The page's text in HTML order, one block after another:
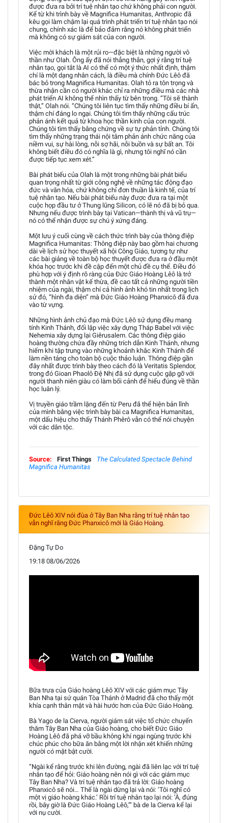
được đưa ra bởi trí tuệ nhân tạo chứ không phải con người.
Kể từ khi trình bày về Magnifica Humanitas, Anthropic đã
kêu gọi làm chậm lại quá trình phát triển trí tuệ nhân tạo nói
chung, chính xác là để bảo đảm rằng nó không phát triển
mà không có sự giám sát của con người.
Việc mời khách là một rủi ro—đặc biệt là những người vô
thần như Olah. Ông ấy đã nói thẳng thắn, gợi ý rằng trí tuệ
nhân tạo, gọi tắt là AI có thể có một ý thức nhất định, thậm
chí là một dạng nhân cách, là điều mà chính Đức Lêô đã
bác bỏ trong Magnifica Humanitas. Olah tỏ ra tôn trọng và
thừa nhận cần có người khác chỉ ra những điều mà các nhà
phát triển AI không thể nhìn thấy từ bên trong. “Tôi sẽ thành
thật,” Olah nói. “Chúng tôi liên tục tìm thấy những điều bí ẩn,
thậm chí đáng lo ngại. Chúng tôi tìm thấy những cấu trúc
phản ánh kết quả từ khoa học thần kinh của con người.
Chúng tôi tìm thấy bằng chứng về sự tự phản tỉnh. Chúng tôi
tìm thấy những trạng thái nội tâm phản ánh chức năng của
niềm vui, sự hài lòng, nỗi sợ hãi, nỗi buồn và sự bất an. Tôi
không biết điều đó có nghĩa là gì, nhưng tôi nghĩ nó cần
được tiếp tục xem xét.”
Bài phát biểu của Olah là một trong những bài phát biểu
quan trọng nhất từ giới công nghệ về những tác động đạo
đức và văn hóa, chứ không chỉ đơn thuần là kinh tế, của trí
tuệ nhân tạo. Nếu bài phát biểu này được đưa ra tại một
cuộc họp đầu tư ở Thung lũng Silicon, có lẽ nó đã bị bỏ qua.
Nhưng nếu được trình bày tại Vatican—thành thị và vũ trụ—
nó có thể nhận được sự chú ý xứng đáng.
Một lưu ý cuối cùng về cách thức trình bày của thông điệp
Magnifica Humanitas: Thông điệp này bao gồm hai chương
dài về lịch sử học thuyết xã hội Công Giáo, tương tự như
các bài giảng về toàn bộ học thuyết được đưa ra ở đầu một
khóa học trước khi đề cập đến một chủ đề cụ thể. Điều đó
phù hợp với ý định rõ ràng của Đức Giáo Hoàng Lêô là trở
thành một nhân vật kế thừa, đề cao tất cả những người tiền
nhiệm của ngài, thậm chí cả hình ảnh khó tin nhất trong lịch
sử đó, “hình đa diện” mà Đức Giáo Hoàng Phanxicô đã đưa
vào từ vựng.
Những hình ảnh chủ đạo mà Đức Lêô sử dụng đều mang
tính Kinh Thánh, đối lập việc xây dựng Tháp Babel với việc
Nehemia xây dựng lại Giêrusalem. Các thông điệp giáo
hoàng thường chứa đầy những trích dẫn Kinh Thánh, nhưng
hiếm khi tập trung vào những khoảnh khắc Kinh Thánh để
làm nền tảng cho toàn bộ cuộc thảo luận. Thông điệp gần
đây nhất được trình bày theo cách đó là Veritatis Splendor,
trong đó Gioan Phaolô Đệ Nhị đã sử dụng cuộc gặp gỡ với
người thanh niên giàu có làm bối cảnh để hiểu đúng về thần
học luân lý.
Vị truyền giáo trầm lặng đến từ Peru đã thể hiện bản lĩnh
của mình bằng việc trình bày bài ca Magnifica Humanitas,
một dấu hiệu cho thấy Thánh Phêrô vẫn có thể nói chuyện
với các dân tộc.
Source: First Things
The Calculated Spectacle Behind
Magnifica Humanitas
Đức Lêô XIV nói đùa ở Tây Ban Nha rằng trí tuệ nhân tạo
vẫn nghĩ rằng Đức Phanxicô mới là Giáo Hoàng.
Đặng Tự Do
19:18 08/06/2026
Bữa trưa của Giáo hoàng Lêô XIV với các giám mục Tây
Ban Nha tại sứ quán Tòa Thánh ở Madrid đã cho thấy một
khía cạnh thân mật và hài hước hơn của Đức Giáo Hoàng.
Bà Yago de la Cierva, người giám sát việc tổ chức chuyến
thăm Tây Ban Nha của Giáo hoàng, cho biết Đức Giáo
Hoàng Lêô đã phá vỡ bầu không khí ngại ngùng trước khi
chúc phúc cho bữa ăn bằng một lời nhận xét khiến những
người có mặt bật cười.
“Ngài kể rằng trước khi lên đường, ngài đã liên lạc với trí tuệ
nhân tạo để hỏi: Giáo hoàng nên nói gì với các giám mục
Tây Ban Nha? Và trí tuệ nhân tạo đã trả lời: Giáo hoàng
Phanxicô sẽ nói… Thế là ngài dừng lại và nói: ‘Tôi nghĩ có
một vị giáo hoàng khác.’ Rồi trí tuệ nhân tạo lại nói: ‘À, đúng
rồi, bây giờ là Đức Giáo Hoàng Lêô,’” bà de la Cierva kể lại
với nụ cười.